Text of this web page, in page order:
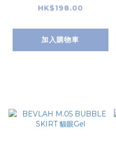
HK$198.00
加入購物車